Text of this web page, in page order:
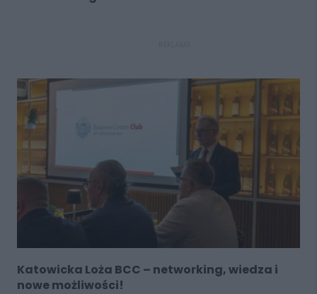
Katowicka Loża BCC – networking, wiedza i
nowe możliwości!